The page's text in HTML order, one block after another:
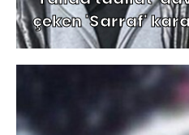
çeken 'Sarraf'